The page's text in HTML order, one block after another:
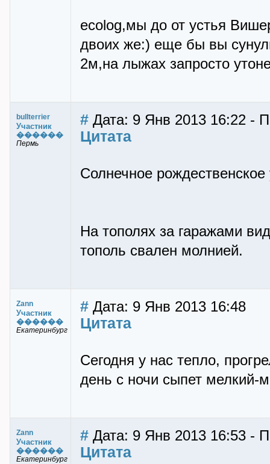
ecolog,мы до от устья
двоих же:) еще бы вы
2м,на лыжах запросто
bullterrier
Участник
������
Пермь
# Дата: 9 Янв 2013 16:22 -
Цитата
Солнечное
На тополях за гаражами
тополь свален молнией.
Zann
Участник
������
Екатеринбург
# Дата: 9 Янв 2013 16:48
Цитата
Сегодня у нас тепло,
день с ночи сыпет мелкий-
Zann
Участник
������
Екатеринбург
# Дата: 9 Янв 2013 16:53 -
Цитата